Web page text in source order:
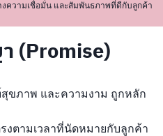
ความเชื่อมั่น และสัมพันธภาพที่ดีกับลูกค้า
(Promise)
ขภาพ และความงาม ถูกหลัก
งตามเวลาที่นัดหมายกับลูกค้า